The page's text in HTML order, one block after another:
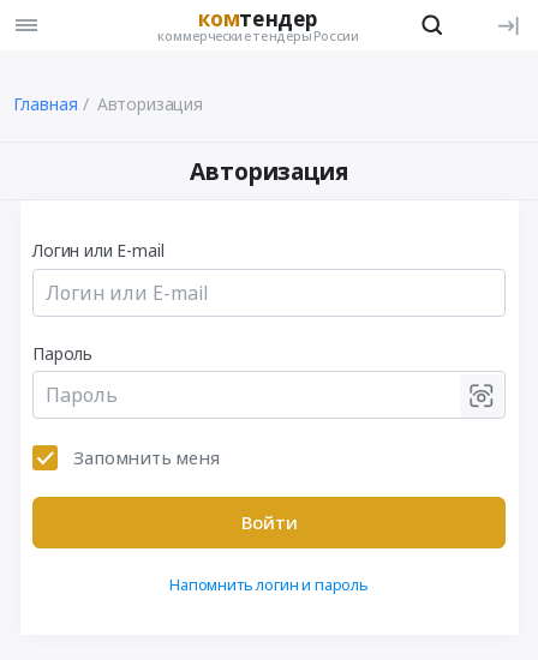
комтендер
коммерческие тендеры России
Главная Авторизация
Авторизация
Логин или E-mail
Пароль
Запомнить меня
Войти
Напомнить логин и пароль